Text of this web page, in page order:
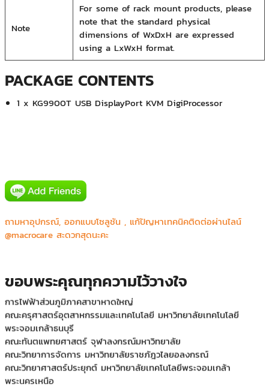
Note
For some of rack mount products, please
note that the standard physical
dimensions of WxDxH are expressed
using a LxWxH format.
PACKAGE CONTENTS
1 x KG9900T USB DisplayPort KVM DigiProcessor
ถามหาอุปกรณ์, ออกแบบโซลูชัน , แก้ปัญหาเทคนิคติดต่อผ่านไลน์
@macrocare สะดวกสุดนะคะ
ขอบพระคุณทุกความไว้วางใจ
คณะทันตแพทยศาสตร์ ม.ธรรมศาสตร์ ศูนย์รังสิต
คณะวิศวกรรมศาสตร์ มหาวิทยาลัยเกษตรศาตร์ วิทยาเขตศรีราชา
บริษัท ปูนซีเมนต์นครหลวง จำกัด (มหาชน)
บริษัท พลังงานเพื่อสิ่งแวดล้อม จำกัด
พัฒนาระบบเทคโนโลยีสารสนเทศ สำนักงานอัยการสูงสุด
ศูนย์รักษาความปลอดภัย กองบัญชาการกองทัพไทย
โรงพยาบาลจุฬารัตน์ หน่วยงานโทรโนโลยีสารสนเทศ
โรงเรียนวิทยาศาสตร์จุฬาภรณราชวิทยาลัย ชลบุรี
โรงพยาบาลจุฬาลงกรณ์มหาวิทยาลัย
มหาวิทยาลัยสุโขทัยธรรมาธิราช
การไฟฟ้าส่วนภูมิภาค
การไฟฟ้าส่วนภูมิภาคสาขาหาดใหญ่
คณะครุศาสตร์อุตสาหกรรมและเทคโนโลยี มหาวิทยาลัยเทคโนโลยี
พระจอมเกล้าธนบุรี
คณะทันตแพทยศาสตร์ จุฬาลงกรณ์มหาวิทยาลัย
คณะวิทยาการจัดการ มหาวิทยาลัยราชภัฎวไลยอลงกรณ์
คณะวิทยาศาสตร์ประยุกต์ มหาวิทยาลัยเทคโนโลยีพระจอมเกล้า
พระนครเหนือ
คณะสัตวแพทยศาสตร์ มหาวิทยาลัยเกษตรศาสตร์